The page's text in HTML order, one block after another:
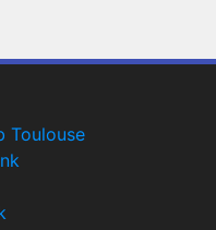
Toulouse